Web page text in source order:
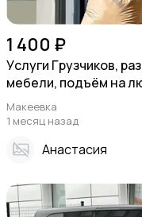
1 400 ₽
Уcлуги Гpузчиков,
мебели, подъём на
Макеевка
1 месяц назад
Анастасия